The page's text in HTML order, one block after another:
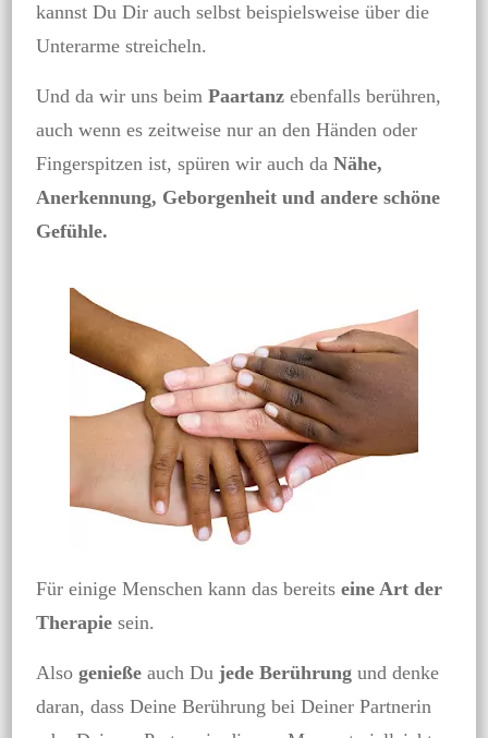
kannst Du Dir auch selbst beispielsweise über die
Unterarme streicheln.
Und da wir uns beimPaartanz ebenfalls berühren,
auch wenn es zeitweise nur an den Händen oder
Fingerspitzen ist, spüren wir auch daNähe,
Anerkennung, Geborgenheit und andere schöne
Gefühle.
Für einige Menschen kann das bereitseine Art der
Therapie sein.
Alsogenieße auch Du jede Berührung und denke
daran, dass Deine Berührung bei Deiner Partnerin